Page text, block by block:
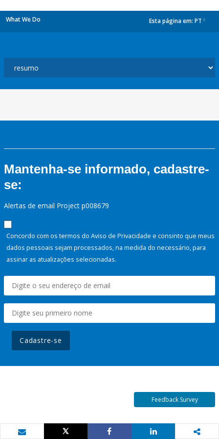
What We Do Esta página em: PT
Mantenha-se informado, cadastre-
se:
Alertas de email Project p008679
Concordo com os termos do Aviso de Privacidade e consinto que meus
dados pessoais sejam processados, na medida do necessário, para
assinar as atualizações selecionadas.
Cadastre-se
Feedback Survey